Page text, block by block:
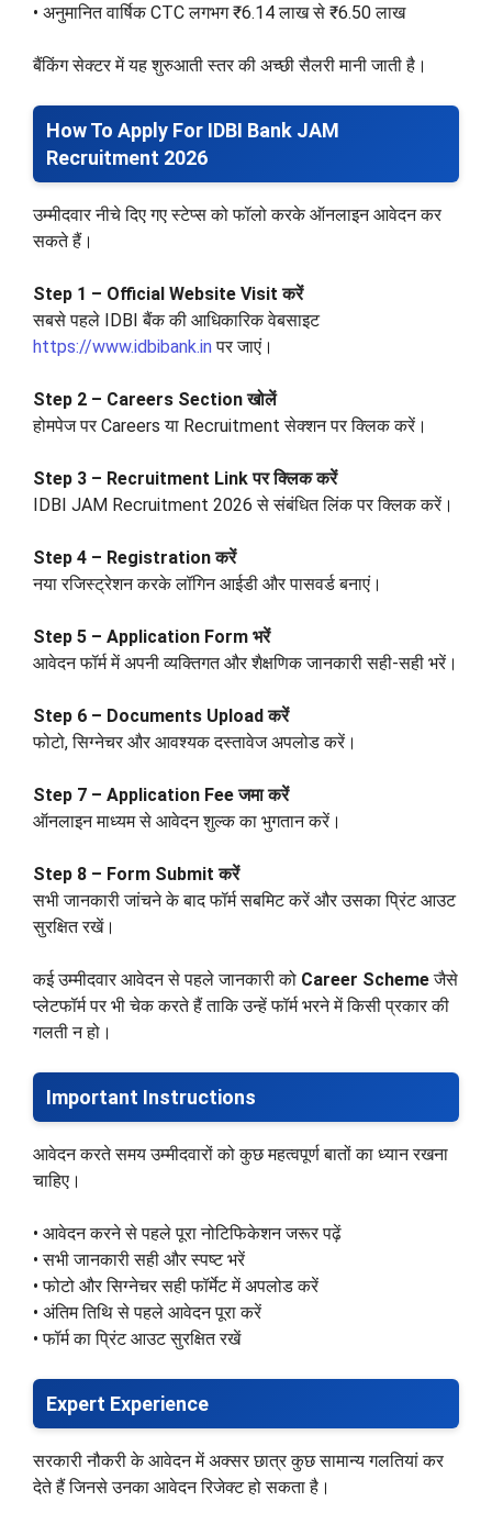
• अनुमानित वार्षिक CTC लगभग ₹6.14 लाख से ₹6.50 लाख
बैंकिंग सेक्टर में यह शुरुआती स्तर की अच्छी सैलरी मानी जाती है।
How To Apply For IDBI Bank JAM
Recruitment 2026
उम्मीदवार नीचे दिए गए स्टेप्स को फॉलो करके ऑनलाइन आवेदन कर
सकते हैं।
Step 1 – Official Website Visit करें
सबसे पहले IDBI बैंक की आधिकारिक वेबसाइट
https://www.idbibank.in पर जाएं।
Step 2 – Careers Section खोलें
होमपेज पर Careers या Recruitment सेक्शन पर क्लिक करें।
Step 3 – Recruitment Link पर क्लिक करें
IDBI JAM Recruitment 2026 से संबंधित लिंक पर क्लिक करें।
Step 4 – Registration करें
नया रजिस्ट्रेशन करके लॉगिन आईडी और पासवर्ड बनाएं।
Step 5 – Application Form भरें
आवेदन फॉर्म में अपनी व्यक्तिगत और शैक्षणिक जानकारी सही-सही भरें।
Step 6 – Documents Upload करें
फोटो, सिग्नेचर और आवश्यक दस्तावेज अपलोड करें।
Step 7 – Application Fee जमा करें
ऑनलाइन माध्यम से आवेदन शुल्क का भुगतान करें।
Step 8 – Form Submit करें
सभी जानकारी जांचने के बाद फॉर्म सबमिट करें और उसका प्रिंट आउट
सुरक्षित रखें।
कई उम्मीदवार आवेदन से पहले जानकारी को Career Schemeजैसे
प्लेटफॉर्म पर भी चेक करते हैं ताकि उन्हें फॉर्म भरने में किसी प्रकार की
गलती न हो।
Important Instructions
आवेदन करते समय उम्मीदवारों को कुछ महत्वपूर्ण बातों का ध्यान रखना
चाहिए।
• आवेदन करने से पहले पूरा नोटिफिकेशन जरूर पढ़ें
• सभी जानकारी सही और स्पष्ट भरें
• फोटो और सिग्नेचर सही फॉर्मेट में अपलोड करें
• अंतिम तिथि से पहले आवेदन पूरा करें
• फॉर्म का प्रिंट आउट सुरक्षित रखें
Expert Experience
सरकारी नौकरी के आवेदन में अक्सर छात्र कुछ सामान्य गलतियां कर
देते हैं जिनसे उनका आवेदन रिजेक्ट हो सकता है।